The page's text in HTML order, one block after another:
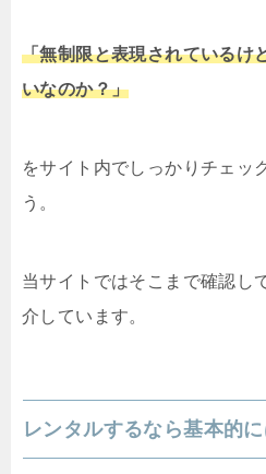
「無制限と表現されているけ
いなのか？」
をサイト内でしっかりチェッ
う。
当サイトではそこまで確認し
介しています。
レンタルするなら基本的